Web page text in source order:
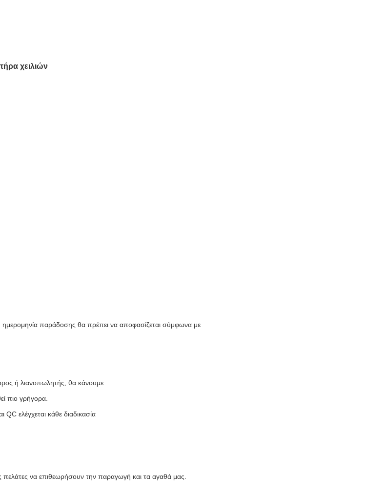
χειλιών
παράδοσης θα πρέπει να αποφασίζεται σύμφωνα με
ή λιανοπωλητής, θα κάνουμε
πιο γρήγορα.
ελέγχεται κάθε διαδικασία
να επιθεωρήσουν την παραγωγή και τα αγαθά μας.